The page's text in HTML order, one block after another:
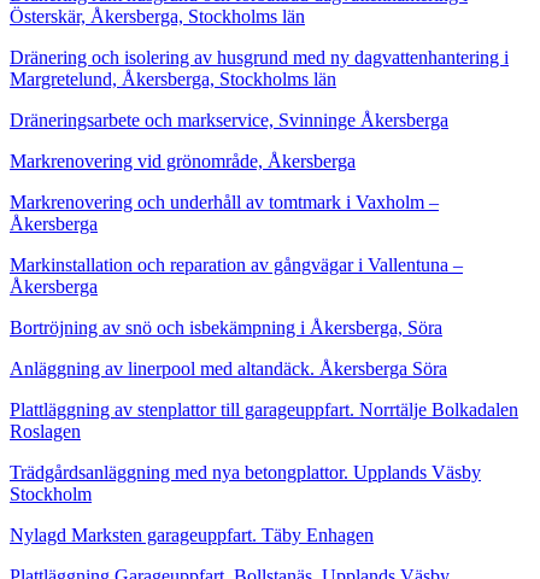
Österskär, Åkersberga, Stockholms län
Dränering och isolering av husgrund med ny dagvattenhantering i
Margretelund, Åkersberga, Stockholms län
Dräneringsarbete och markservice, Svinninge Åkersberga
Markrenovering vid grönområde, Åkersberga
Markrenovering och underhåll av tomtmark i Vaxholm –
Åkersberga
Markinstallation och reparation av gångvägar i Vallentuna –
Åkersberga
Bortröjning av snö och isbekämpning i Åkersberga, Söra
Anläggning av linerpool med altandäck. Åkersberga Söra
Plattläggning av stenplattor till garageuppfart. Norrtälje Bolkadalen
Roslagen
Trädgårdsanläggning med nya betongplattor. Upplands Väsby
Stockholm
Nylagd Marksten garageuppfart. Täby Enhagen